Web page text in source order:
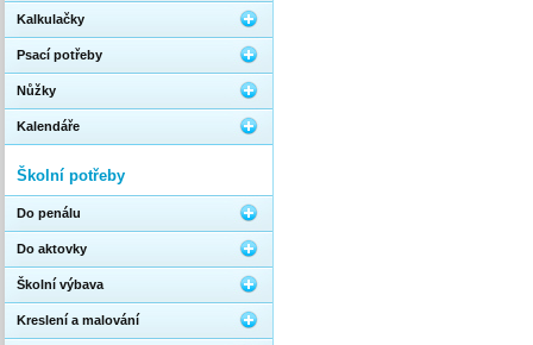
Kalkulačky
Psací potřeby
Nůžky
Kalendáře
Školní potřeby
Do penálu
Do aktovky
Školní výbava
Kreslení a malování